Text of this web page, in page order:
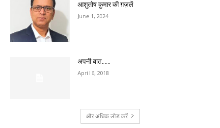
आशुतोष कुमार की ग़ज़लें
June 1, 2024
अपनी बात……
April 6, 2018
और अधिक लोड करें